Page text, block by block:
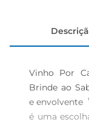
Vinho Por
Brinde ao
e envolvente
é uma